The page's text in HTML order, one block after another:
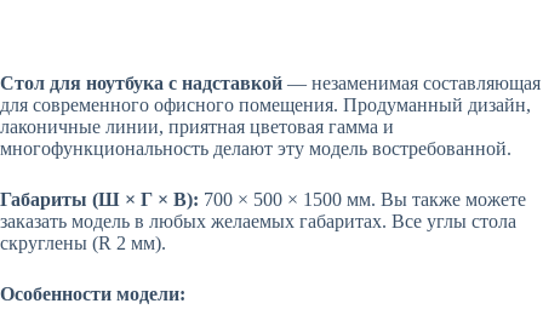
Стол для ноутбука с надставкой — незаменимая составляющая
для современного офисного помещения. Продуманный дизайн,
лаконичные линии, приятная цветовая гамма и
многофункциональность делают эту модель востребованной.
Габариты (Ш × Г × В): 700 × 500 × 1500 мм. Вы также можете
заказать модель в любых желаемых габаритах. Все углы стола
скруглены (R 2 мм).
Особенности модели: